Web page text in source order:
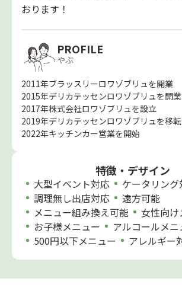
おります！
PROFILE
やぶ
2011年ブラッスリーロワゾブリュを開業
2015年デリカテッセンロワゾブリュを開業
2017年株式会社ロワゾブリュを設立
2019年デリカテッセンロワゾブリュを移
2022年キッチンカー営業を開始
特徴・デザイン
大型イベント対応
ケータリング
調理無し出店対応
遠方可能
メニュー組み換え可能
女性向け
お子様メニュー
アルコールメニ
500円以下メニュー
アレルギー